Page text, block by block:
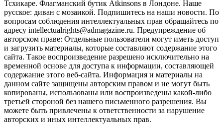
Тсхикаре. Флагманский бутик Atkinsons в Лондоне. Наше
русское: диван с мозаикой. Подпишитесь на наши новости. По
вопросам соблюдения интеллектуальных прав обращайтесь по
адресу intellectualrights@admagazine.ru. Предупреждение об
авторском праве: Отдельные пользователи могут иметь доступ
и загрузить материалы, которые составляют содержание этого
сайта. Такое воспроизведение разрешено исключительно на
временной основе для доступа к информации, составляющей
содержание этого веб-сайта. Информация и материалы на
данном сайте защищены авторским правом и не могут быть
копированы, использованы или воспроизведены какой-либо
третьей стороной без нашего письменного разрешения. Вы
можете быть привлечены к ответственности за нарушение
авторских и иных интеллектуальных прав.